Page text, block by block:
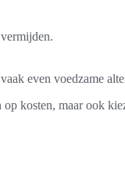
even voedzame
op kosten, maar ook